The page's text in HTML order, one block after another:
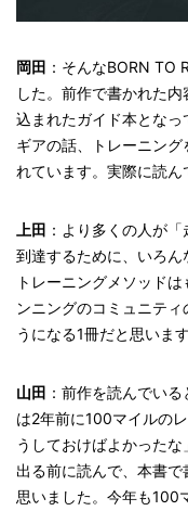
岡田 ：そんなBORN TO
した。前作で書かれた
込まれたガイド本とな
ギアの話、トレーニン
れています。実際に読ん
上田 ：より多くの人が
到達するために、いろん
トレーニングメソッド
ンニングのコミュニテ
うになる1冊だと思います
山田 ：前作を読んでい
は2年前に100マイルの
うしておけばよかった
出る前に読んで、本書
思いました。今年も100